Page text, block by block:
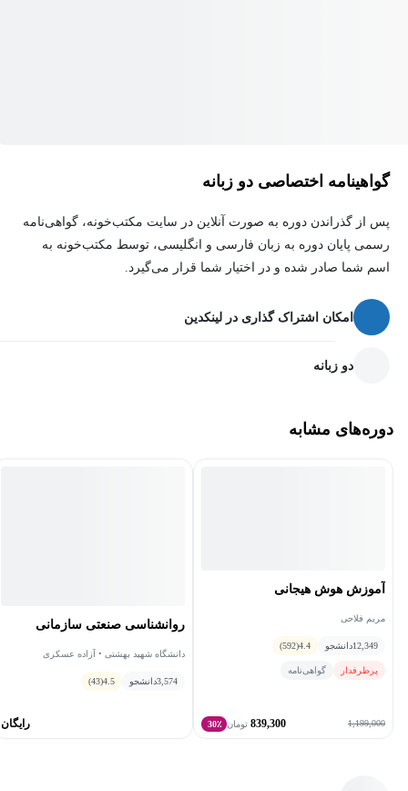
گواهینامه اختصاصی دو زبانه
پس از گذراندن دوره به صورت آنلاین در سایت مکتب‌خونه، گواهی‌نامه
رسمی پایان دوره به زبان فارسی و انگلیسی، توسط مکتب‌خونه به
اسم شما صادر شده و در اختیار شما قرار می‌گیرد.
امکان اشتراک گذاری در لینکدین
دو زبانه
دوره‌های مشابه
آموزش هوش هیجانی
مریم فلاحی
12,349دانشجو 4.4
(592)
پرطرفدار گواهی‌نامه
1,199,000
839,300 تومان 30٪
روانشناسی صنعتی سازمانی
دانشگاه شهید بهشتی • آزاده عسکری
3,574دانشجو 4.5
(43)
رایگان